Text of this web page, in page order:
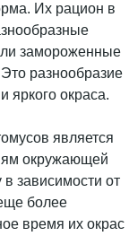
Их рацион в
замороженные
разнообразие
яркого окраса.
является
окружающей
зависимости от
более
время их окрас